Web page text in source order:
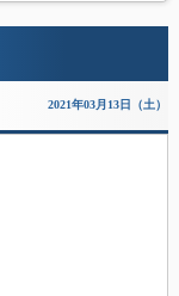
2021年03月13日（土）